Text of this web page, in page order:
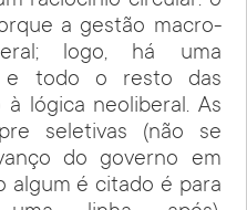
a gestão macro-
logo, há uma
e todo o resto das
lógica neoliberal. As
seletivas (não se
do governo em
algum é citado é para